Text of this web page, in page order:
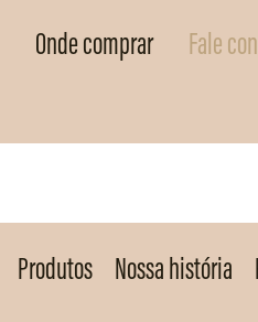
Onde comprar Fale
Produtos Nossa história